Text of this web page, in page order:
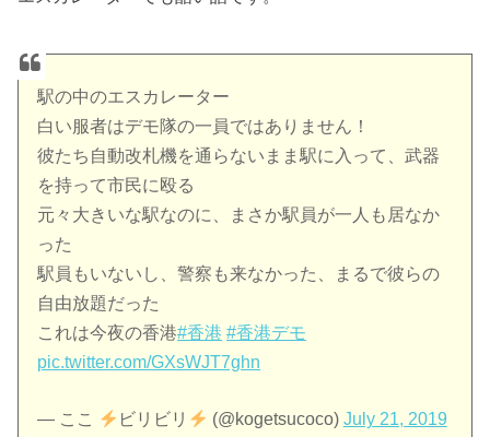
駅の中のエスカレーター
白い服者はデモ隊の一員ではありません！
彼たち自動改札機を通らないまま駅に入って、武器
を持って市民に殴る
元々大きいな駅なのに、まさか駅員が一人も居なか
った
駅員もいないし、警察も来なかった、まるで彼らの
自由放題だった
これは今夜の香港#香港 #香港デモ
pic.twitter.com/GXsWJT7ghn
— ここ ビリビリ (@kogetsucoco) July 21, 2019